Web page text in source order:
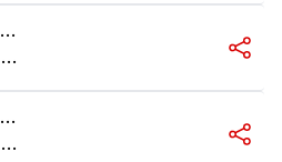
SIX SAME FACES～今夜は最高!!!!!!～おそ松ver.(TVsize)
V
OICE by イヤミ feat.おそ松×カラ松×チョロ松×一松×十四松×トド松 (cv.鈴村健一、櫻井孝宏、中村悠一、神谷浩史、福山 潤、小野大輔、入野自由)
SIX SAME FACES ～今夜は最高!!!!!!～(十四松 ver.)
V
OICE by イヤミ feat.おそ松×カラ松×チョロ松×一松×十四松×トド松 (cv.鈴村健一、櫻井孝宏、中村悠一、神谷浩史、福山 潤、小野大輔、入野自由)